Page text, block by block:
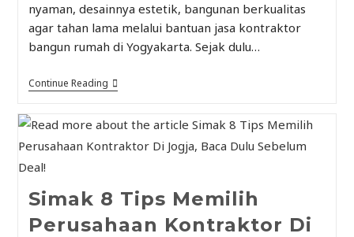
nyaman, desainnya estetik, bangunan berkualitas
agar tahan lama melalui bantuan jasa kontraktor
bangun rumah di Yogyakarta. Sejak dulu…
Continue Reading
Simak 8 Tips Memilih
Perusahaan Kontraktor Di